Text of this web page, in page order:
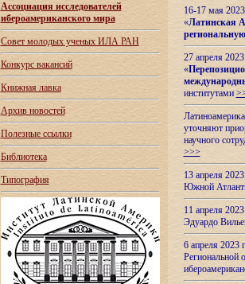
Ассоциация исследователей
ибероамериканского мира
Совет молодых ученых ИЛА РАН
Конкурс вакансий
Книжная лавка
Архив новостей
Полезные ссылки
Библиотека
Типография
16-17 мая
«Латинская
27 апреля
«
институтами
уточняют
научного
>>>
13 апреля
Южной
11 апреля
Эдуардо
6 апреля
Региональной